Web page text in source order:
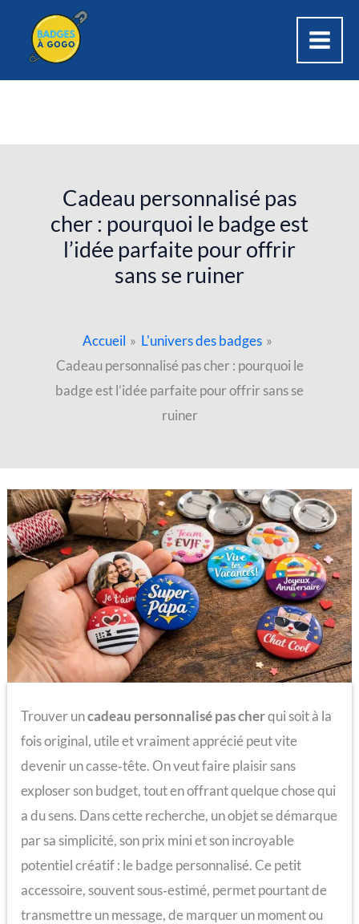
contenu
Cadeau personnalisé pas
cher : pourquoi le badge est
l’idée parfaite pour offrir
sans se ruiner
Accueil
L'univers des badges
Cadeau personnalisé pas cher : pourquoi le
badge est l’idée parfaite pour offrir sans se
ruiner
Trouver uncadeau personnalisé pas cherqui soit à la
fois original, utile et vraiment apprécié peut vite
devenir un casse‑tête. On veut faire plaisir sans
exploser son budget, tout en offrant quelque chose qui
a du sens. Dans cette recherche, un objet se démarque
par sa simplicité, son prix mini et son incroyable
potentiel créatif : le badge personnalisé. Ce petit
accessoire, souvent sous‑estimé, permet pourtant de
transmettre un message, de marquer un moment ou